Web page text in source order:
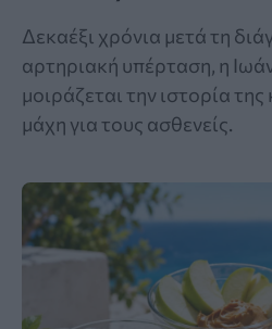
Δεκαέξι χρόνια μετά τη
αρτηριακή υπέρταση, η
μοιράζεται την ιστορία της
μάχη για τους ασθενείς.